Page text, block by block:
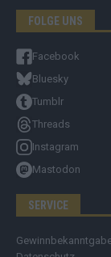
FOLGE UNS
Facebook
Bluesky
Tumblr
Threads
Instagram
Mastodon
SERVICE